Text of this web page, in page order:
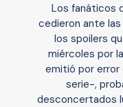
Los fanáticos
cedieron ante
los spoilers
miércoles por
emitió por error
serie-,
desconcertados